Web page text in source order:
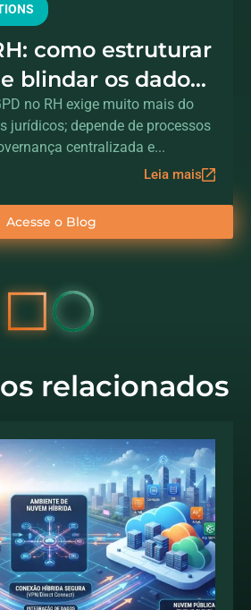
como estruturar
blindar os dados
no RH exige muito mais do
jurídicos; depende de processos
centralizada e...
Leia mais
Acesse o Blog
relacionados